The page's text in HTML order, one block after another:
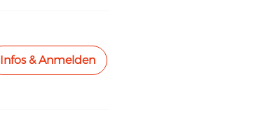
Infos & Anmelden